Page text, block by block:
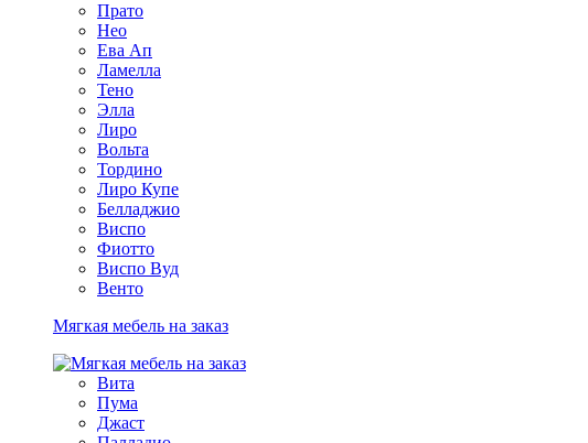
Прато
Нео
Ева Ап
Ламелла
Тено
Элла
Лиро
Вольта
Тордино
Лиро Купе
Белладжио
Виспо
Фиотто
Виспо Вуд
Венто
Мягкая мебель на заказ
Вита
Пума
Джаст